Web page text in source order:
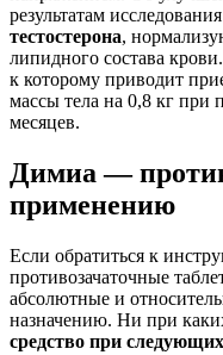
результатам
тестостерона,
липидного состава
к которому приводит
массы тела на 0,8 кг при
месяцев.
Димиа —
применению
Если обратиться к
противозачаточные
абсолютные и
назначению. Ни при
средство при